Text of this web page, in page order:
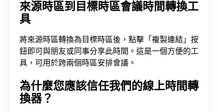
來源時區到目標時區會議時間轉換工
具
將來源時區轉換為目標時區後，點擊「複製連結」按
鈕即可與朋友或同事分享此時間。這是一個方便的工
具，可用於跨兩個時區安排會議。
為什麼您應該信任我們的線上時間轉
換器？